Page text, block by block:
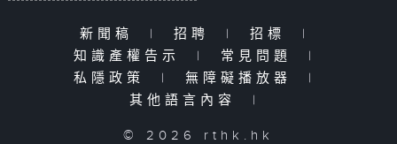
新聞稿 | 招聘 | 招標
|
知識產權告示
| 常見問題
|
私隱政策
| 無障礙播放器
|
其他語言內容
|
© 2026 rthk.hk